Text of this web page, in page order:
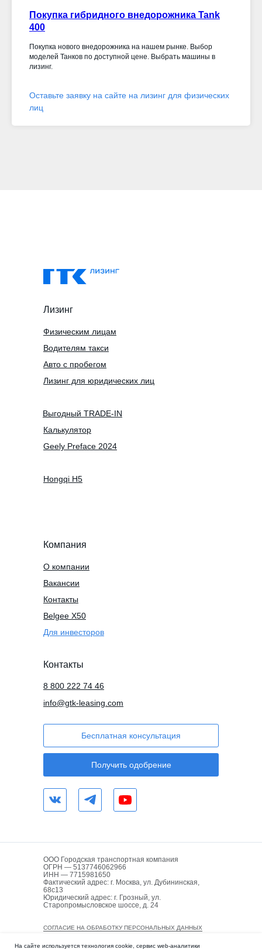
Покупка гибридного внедорожника Tank
400
Покупка нового внедорожника на нашем рынке. Выбор
моделей Танков по доступной цене. Выбрать машины в
лизинг.
Оставьте заявку на сайте на лизинг для физических
лиц
Компания
О компании
Вакансии
Контакты
Для инвесторов
Контакты
info@gtk-leasing.com
Бесплатная консультация
Лизинг
Водителям такси
Физическим лицам
Получить одобрение
Авто с пробегом
Belgee X50
Лизинг для юридических лиц
Калькулятор
Hongqi H5
8 800 222 74 46
Выгодный TRADE-IN
Geely Preface 2024
На сайте используется технология cookie, сервис web-аналитики
ООО Городская транспортная компания
ОГРН — 5137746062966
ИНН — 7715981650
Фактический адрес: г. Москва, ул. Дубининская,
68с13
Юридический адрес: г. Грозный, ул.
Старопромысловское шоссе, д. 24
СОГЛАСИЕ НА ОБРАБОТКУ ПЕРСОНАЛЬНЫХ ДАННЫХ
ПОЛИТИКА КОНФИДЕНЦИАЛЬНОСТИ